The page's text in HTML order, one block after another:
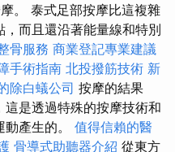
。 泰式足部按摩比這複雜
而且還沿著能量線和特別
骨服務 商業登記專業建議
手術指南 北投撥筋技術 新
除白蟻公司 按摩的結果
是透過特殊的按摩技術和
產生的。 值得信賴的醫
骨導式助聽器介紹 從東方